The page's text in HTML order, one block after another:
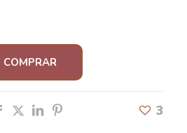
COMPRAR
3